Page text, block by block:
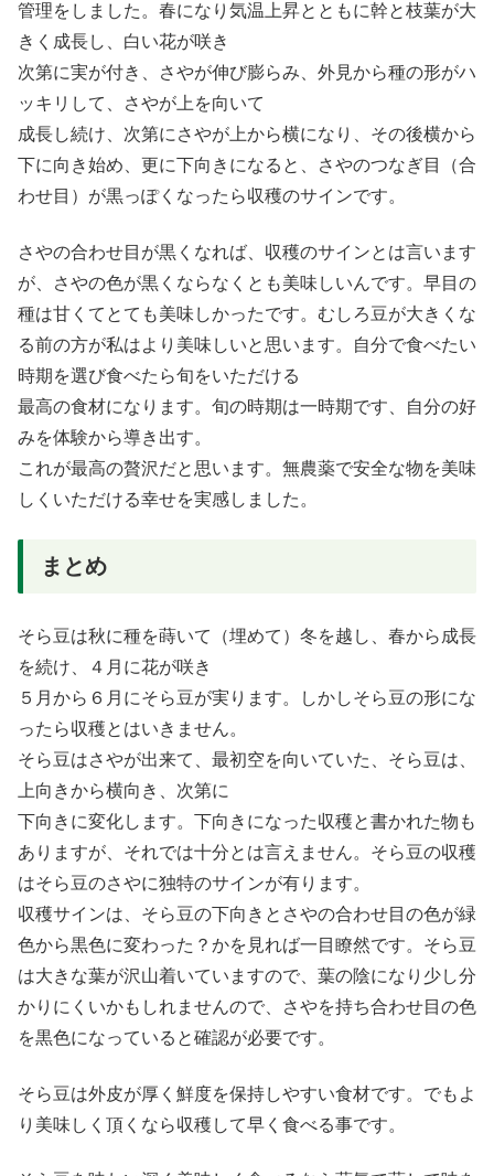
管理をしました。春になり気温上昇とともに幹と枝葉が大
きく成長し、白い花が咲き
次第に実が付き、さやが伸び膨らみ、外見から種の形がハ
ッキリして、さやが上を向いて
成長し続け、次第にさやが上から横になり、その後横から
下に向き始め、更に下向きになると、さやのつなぎ目（合
わせ目）が黒っぽくなったら収穫のサインです。
さやの合わせ目が黒くなれば、収穫のサインとは言います
が、さやの色が黒くならなくとも美味しいんです。早目の
種は甘くてとても美味しかったです。むしろ豆が大きくな
る前の方が私はより美味しいと思います。自分で食べたい
時期を選び食べたら旬をいただける
最高の食材になります。旬の時期は一時期です、自分の好
みを体験から導き出す。
これが最高の贅沢だと思います。無農薬で安全な物を美味
しくいただける幸せを実感しました。
まとめ
そら豆は秋に種を蒔いて（埋めて）冬を越し、春から成長
を続け、４月に花が咲き
５月から６月にそら豆が実ります。しかしそら豆の形にな
ったら収穫とはいきません。
そら豆はさやが出来て、最初空を向いていた、そら豆は、
上向きから横向き、次第に
下向きに変化します。下向きになった収穫と書かれた物も
ありますが、それでは十分とは言えません。そら豆の収穫
はそら豆のさやに独特のサインが有ります。
収穫サインは、そら豆の下向きとさやの合わせ目の色が緑
色から黒色に変わった？かを見れば一目瞭然です。そら豆
は大きな葉が沢山着いていますので、葉の陰になり少し分
かりにくいかもしれませんので、さやを持ち合わせ目の色
を黒色になっていると確認が必要です。
そら豆は外皮が厚く鮮度を保持しやすい食材です。でもよ
り美味しく頂くなら収穫して早く食べる事です。